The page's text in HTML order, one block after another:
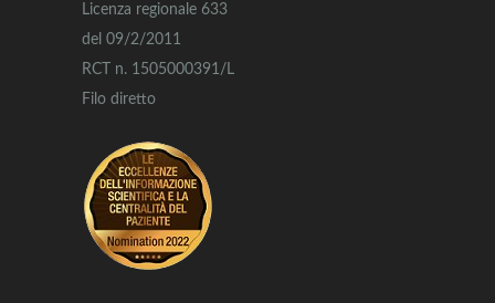
Licenza regionale 633
del 09/2/2011
RCT n. 1505000391/L
Filo diretto